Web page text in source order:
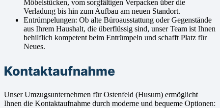
Möbelstücken, vom sorgfältigen Verpacken über die
Verladung bis hin zum Aufbau am neuen Standort.
Entrümpelungen: Ob alte Büroausstattung oder Gegenstände
aus Ihrem Haushalt, die überflüssig sind, unser Team ist Ihnen
behilflich kompetent beim Entrümpeln und schafft Platz für
Neues.
Kontaktaufnahme
Unser Umzugsunternehmen für Ostenfeld (Husum) ermöglicht
Ihnen die Kontaktaufnahme durch moderne und bequeme Optionen: